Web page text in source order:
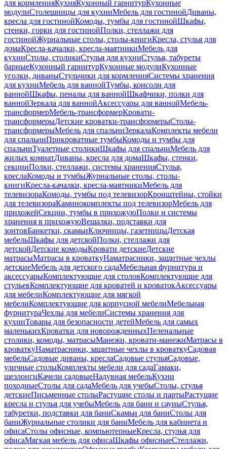
для кормленияКухняКухонный гарнитурКухонные
модулиСтолешницы для кухниМебель для гостинойДиваны,
кресла для гостинойКомоды, тумбы для гостинойШкафы,
стенки, горки для гостинойПолки, стеллажи для
гостинойЖурнальные столы, столы-книгиКресла, стулья для
домаКресла-качалки, кресла-маятникиМебель для
кухниСтолы, столикиСтулья для кухниСтулья, табуреты
барныеКухонный гарнитурКухонные модулиКухонные
уголки, диваныСтульчики для кормленияСистемы хранения
для кухниМебель для ваннойТумбы, консоли для
ваннойШкафы, пеналы для ваннойШкафчики, полки для
ваннойЗеркала для ваннойАксессуары для ваннойМебель-
трансформерМебель-трансформерКровати-
трансформерыДетские кроватки-трансформерыСтолы-
трансформерыМебель для спальниЗеркалаКомплекты мебели
для спальниПрикроватные тумбыКомоды и тумбы для
спальниТуалетные столикиШкафы для спальниМебель для
жилых комнатДиваны, кресла для домаШкафы, стенки,
секцииПолки, стеллажи, системы храненияСтулья,
креслаКомоды и тумбыЖурнальные столы, столы-
книгиКресла-качалки, кресла-маятникиМебель для
телевизораКомоды, тумбы под телевизорКронштейны, стойки
для телевизораКаминокомплекты под телевизорМебель для
прихожейСекции, тумбы в прихожуюПолки и системы
хранения в прихожуюВешалки, подставки для
зонтовБанкетки, скамьиКлючницы, газетницыДетская
мебельШкафы для детскойПолки, стеллажи для
детскойДетские комодыКровати детскиеДетские
матрасыМатрасы в кроваткуНаматрасники, защитные чехлы
детскиеМебель для детского садаМебельная фурнитура и
аксессуарыКомплектующие для столовКомплектующие для
стульевКомплектующие для кроватей и кроватокАксессуары
для мебелиКомплектующие для мягкой
мебелиКомплектующие для корпусной мебелиМебельная
фурнитураЧехлы для мебелиСистемы хранения для
кухниТовары для безопасности детейМебель для самых
маленькихКроватки для новорожденныхПеленальные
столики, комоды, матрасыМанежи, кровати-манежиМатрасы в
кроваткуНаматрасники, защитные чехлы в кроваткуСадовая
мебельСадовые диваны, креслаСадовые стульяСадовые,
уличные столыКомплекты мебели для садаГамаки,
шезлонгиКачели садовыеНадувная мебельКухни
походныеСтолы для садаМебель для учебыСтолы, стулья
детскиеПисьменные столыРастущие столы и партыРастущие
кресла и стулья для учебыМебель для бани и сауныСтулья,
табуретки, подставки для баниСкамьи для баниСтолы для
баниЖурнальные столики для баниМебель для кабинета и
офисаСтолы офисные, компьютерныеКресла, стулья для
офисаМягкая мебель для офисаШкафы офисныеСтеллажи,